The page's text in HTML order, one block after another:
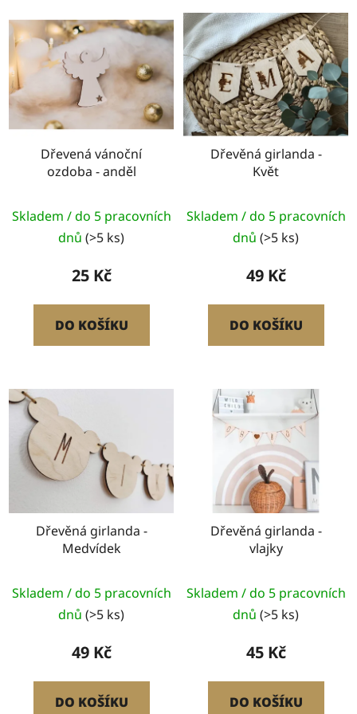
Dřevená vánoční
ozdoba - anděl
Skladem / do 5 pracovních
dnů (>5 ks)
25 Kč
DO KOŠÍKU
Dřevěná girlanda -
Květ
Skladem / do 5 pracovních
dnů (>5 ks)
49 Kč
DO KOŠÍKU
Dřevěná girlanda -
Medvídek
hodnocení
produktu
je
z
5
Skladem / do 5 pracovních
dnů (>5 ks)
49 Kč
DO KOŠÍKU
Dřevěná girlanda -
vlajky
Skladem / do 5 pracovních
dnů (>5 ks)
45 Kč
DO KOŠÍKU